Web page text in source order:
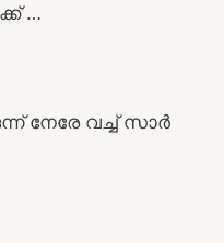
…
നേരേ വച്ച് സാർ